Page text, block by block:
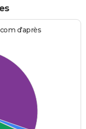
d'après